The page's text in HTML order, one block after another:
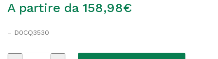
A partire da 158,98€
– D0CQ3530